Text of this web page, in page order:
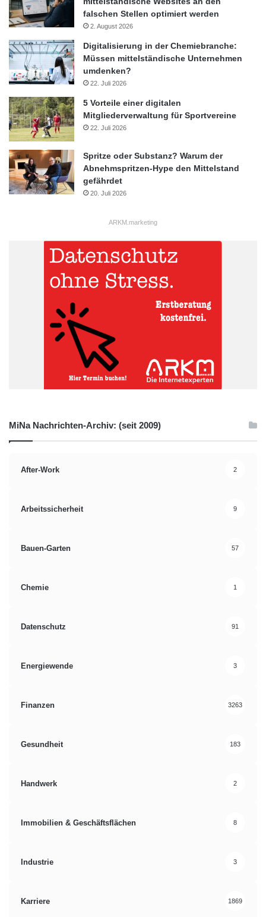
falschen Stellen optimiert werden
2. August 2026
Digitalisierung in der Chemiebranche:
Müssen mittelständische Unternehmen
umdenken?
22. Juli 2026
5 Vorteile einer digitalen
Mitgliederverwaltung für Sportvereine
22. Juli 2026
Spritze oder Substanz? Warum der
Abnehmspritzen-Hype den Mittelstand
gefährdet
20. Juli 2026
ARKM.marketing
MiNa Nachrichten-Archiv: (seit 2009)
After-Work 2
Arbeitssicherheit 9
Bauen-Garten 57
Chemie 1
Datenschutz 91
Energiewende 3
Finanzen 3263
Gesundheit 183
Handwerk 2
Immobilien & Geschäftsflächen 8
Industrie 3
Karriere 1869